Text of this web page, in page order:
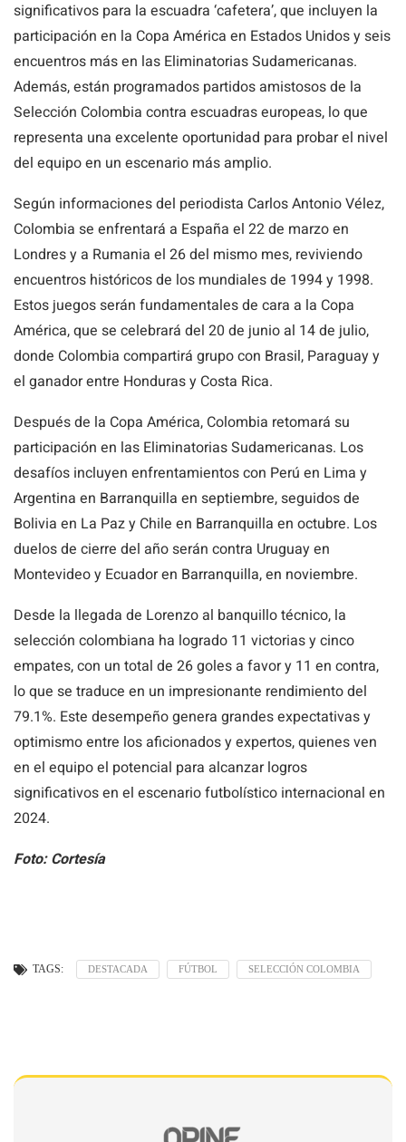
significativos para la escuadra ‘cafetera’, que incluyen la
participación en la Copa América en Estados Unidos y seis
encuentros más en las Eliminatorias Sudamericanas.
Además, están programados partidos amistosos de la
Selección Colombia contra escuadras europeas, lo que
representa una excelente oportunidad para probar el nivel
del equipo en un escenario más amplio.
Según informaciones del periodista Carlos Antonio Vélez,
Colombia se enfrentará a España el 22 de marzo en
Londres y a Rumania el 26 del mismo mes, reviviendo
encuentros históricos de los mundiales de 1994 y 1998.
Estos juegos serán fundamentales de cara a la Copa
América, que se celebrará del 20 de junio al 14 de julio,
donde Colombia compartirá grupo con Brasil, Paraguay y
el ganador entre Honduras y Costa Rica.
Después de la Copa América, Colombia retomará su
participación en las Eliminatorias Sudamericanas. Los
desafíos incluyen enfrentamientos con Perú en Lima y
Argentina en Barranquilla en septiembre, seguidos de
Bolivia en La Paz y Chile en Barranquilla en octubre. Los
duelos de cierre del año serán contra Uruguay en
Montevideo y Ecuador en Barranquilla, en noviembre.
Desde la llegada de Lorenzo al banquillo técnico, la
selección colombiana ha logrado 11 victorias y cinco
empates, con un total de 26 goles a favor y 11 en contra,
lo que se traduce en un impresionante rendimiento del
79.1%. Este desempeño genera grandes expectativas y
optimismo entre los aficionados y expertos, quienes ven
en el equipo el potencial para alcanzar logros
significativos en el escenario futbolístico internacional en
2024.
Foto: Cortesía
TAGS: DESTACADA FÚTBOL SELECCIÓN COLOMBIA